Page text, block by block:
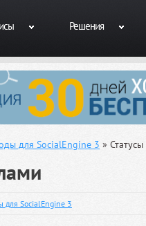
Решения
для SocialEngine 3 »
для SocialEngine 3